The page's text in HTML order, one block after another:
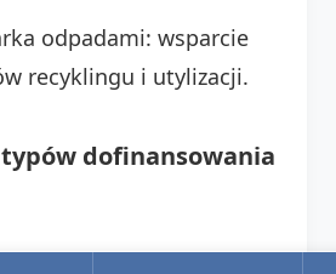
odpadami: wsparcie
recyklingu i utylizacji.
dofinansowania